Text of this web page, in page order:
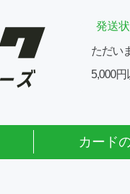
発送
ただい
5,000
カード